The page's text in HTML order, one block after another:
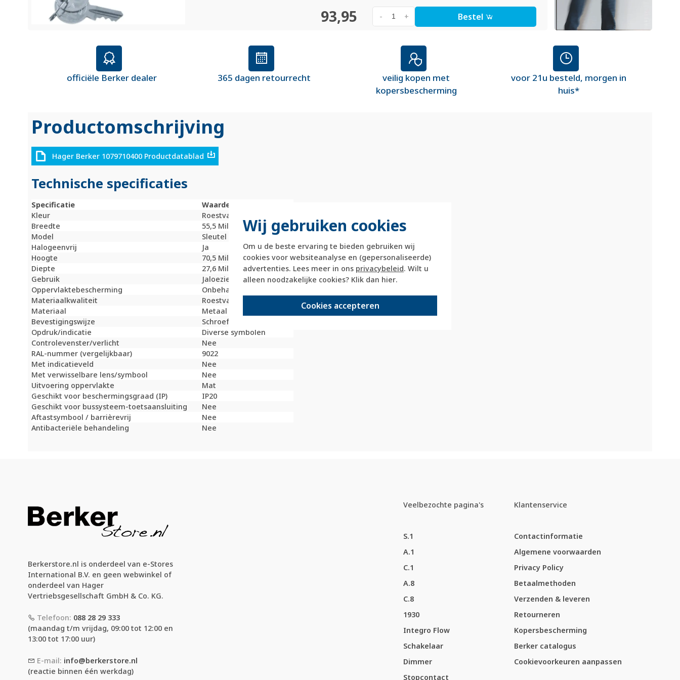
Wij gebruiken cookies
Om u de beste ervaring te bieden gebruiken wij
cookies voor websiteanalyse en (gepersonaliseerde)
advertenties. Lees meer in ons privacybeleid. Wilt u
alleen noodzakelijke cookies? Klik dan hier.
Cookies accepteren
93,95 +
- Bestel
officiële Berker dealer 365 dagen retourrecht
veilig kopen met
kopersbescherming
voor 21u besteld, morgen in
huis*
Productomschrijving
Hager Berker 1079710400 Productdatablad
Technische specificaties
Specificatie
Waarde
Kleur
Roestvaststaal ( RVS )
Breedte
55,5 Millimeter (mm)
Model
Sleutel
Halogeenvrij
Ja
Hoogte
70,5 Millimeter (mm)
Diepte
27,6 Millimeter (mm)
Gebruik
Jaloezie
Oppervlaktebescherming
Onbehandeld
Materiaalkwaliteit
Roestvaststaal ( RVS )
Materiaal
Metaal
Bevestigingswijze
Schroefbevestiging
Opdruk/indicatie
Diverse symbolen
Controlevenster/verlicht
Nee
RAL-nummer (vergelijkbaar)
9022
Met indicatieveld
Nee
Met verwisselbare lens/symbool
Nee
Uitvoering oppervlakte
Mat
Geschikt voor beschermingsgraad (IP)
IP20
Geschikt voor bussysteem-toetsaansluiting
Nee
Aftastsymbool / barrièrevrij
Nee
Antibacteriële behandeling
Nee
Berkerstore.nl is onderdeel van e-Stores
International B.V. en geen webwinkel of
onderdeel van Hager
Vertriebsgesellschaft GmbH & Co. KG.
Telefoon: 088 28 29 333
(maandag t/m vrijdag, 09:00 tot 12:00 en
13:00 tot 17:00 uur)
E-mail: info@berkerstore.nl
(reactie binnen één werkdag)
Veelbezochte pagina's
S.1
A.1
C.1
A.8
C.8
1930
Integro Flow
Schakelaar
Dimmer
Stopcontact
Klantenservice
Contactinformatie
Algemene voorwaarden
Privacy Policy
Betaalmethoden
Verzenden & leveren
Retourneren
Kopersbescherming
Berker catalogus
Cookievoorkeuren aanpassen